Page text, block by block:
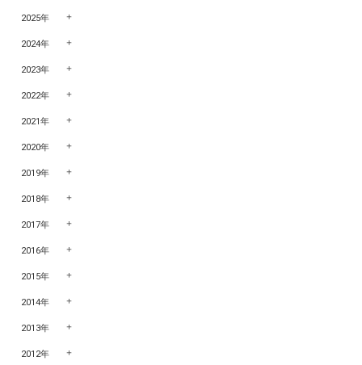
2025年
2024年
2023年
2022年
2021年
2020年
2019年
2018年
2017年
2016年
2015年
2014年
2013年
2012年